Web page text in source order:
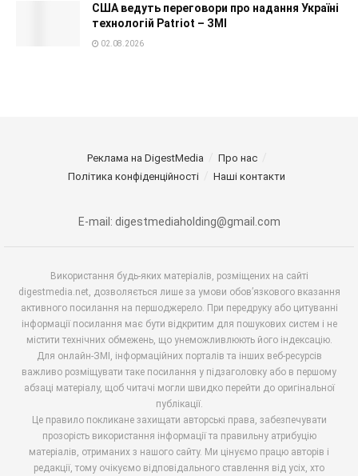
США ведуть переговори про надання Україні
технологій Patriot – ЗМІ
02.08.2026
Реклама на DigestMedia
Про нас
Політика конфіденційності
Наші контакти
E-mail: digestmediaholding@gmail.com
Використання будь-яких матеріалів, розміщених на сайті
digestmedia.net, дозволяється лише за умови обов’язкового вказання
активного посилання на першоджерело. При передруку або цитуванні
інформації посилання має бути відкритим для пошукових систем і не
містити технічних обмежень, що унеможливлюють його індексацію.
Для онлайн-ЗМІ, інформаційних порталів та інших веб-ресурсів
важливо розміщувати таке посилання у підзаголовку або в першому
абзаці матеріалу, щоб читачі могли швидко перейти до оригінальної
публікації.
Це правило покликане захищати авторські права, забезпечувати
прозорість використання інформації та правильну атрибуцію
матеріалів, отриманих з нашого сайту. Ми цінуємо працю авторів і
редакції, тому очікуємо відповідального ставлення від усіх, хто